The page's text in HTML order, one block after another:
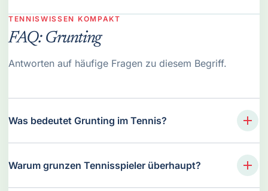
TENNISWISSEN KOMPAKT
FAQ: Grunting
Antworten auf häufige Fragen zu diesem Begriff.
Was bedeutet Grunting im Tennis?
Warum grunzen Tennisspieler überhaupt?